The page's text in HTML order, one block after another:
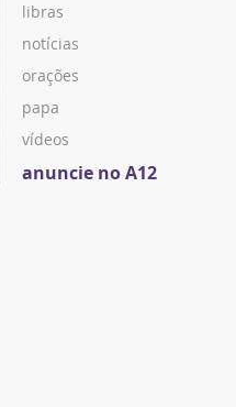
libras
notícias
orações
papa
vídeos
anuncie no A12